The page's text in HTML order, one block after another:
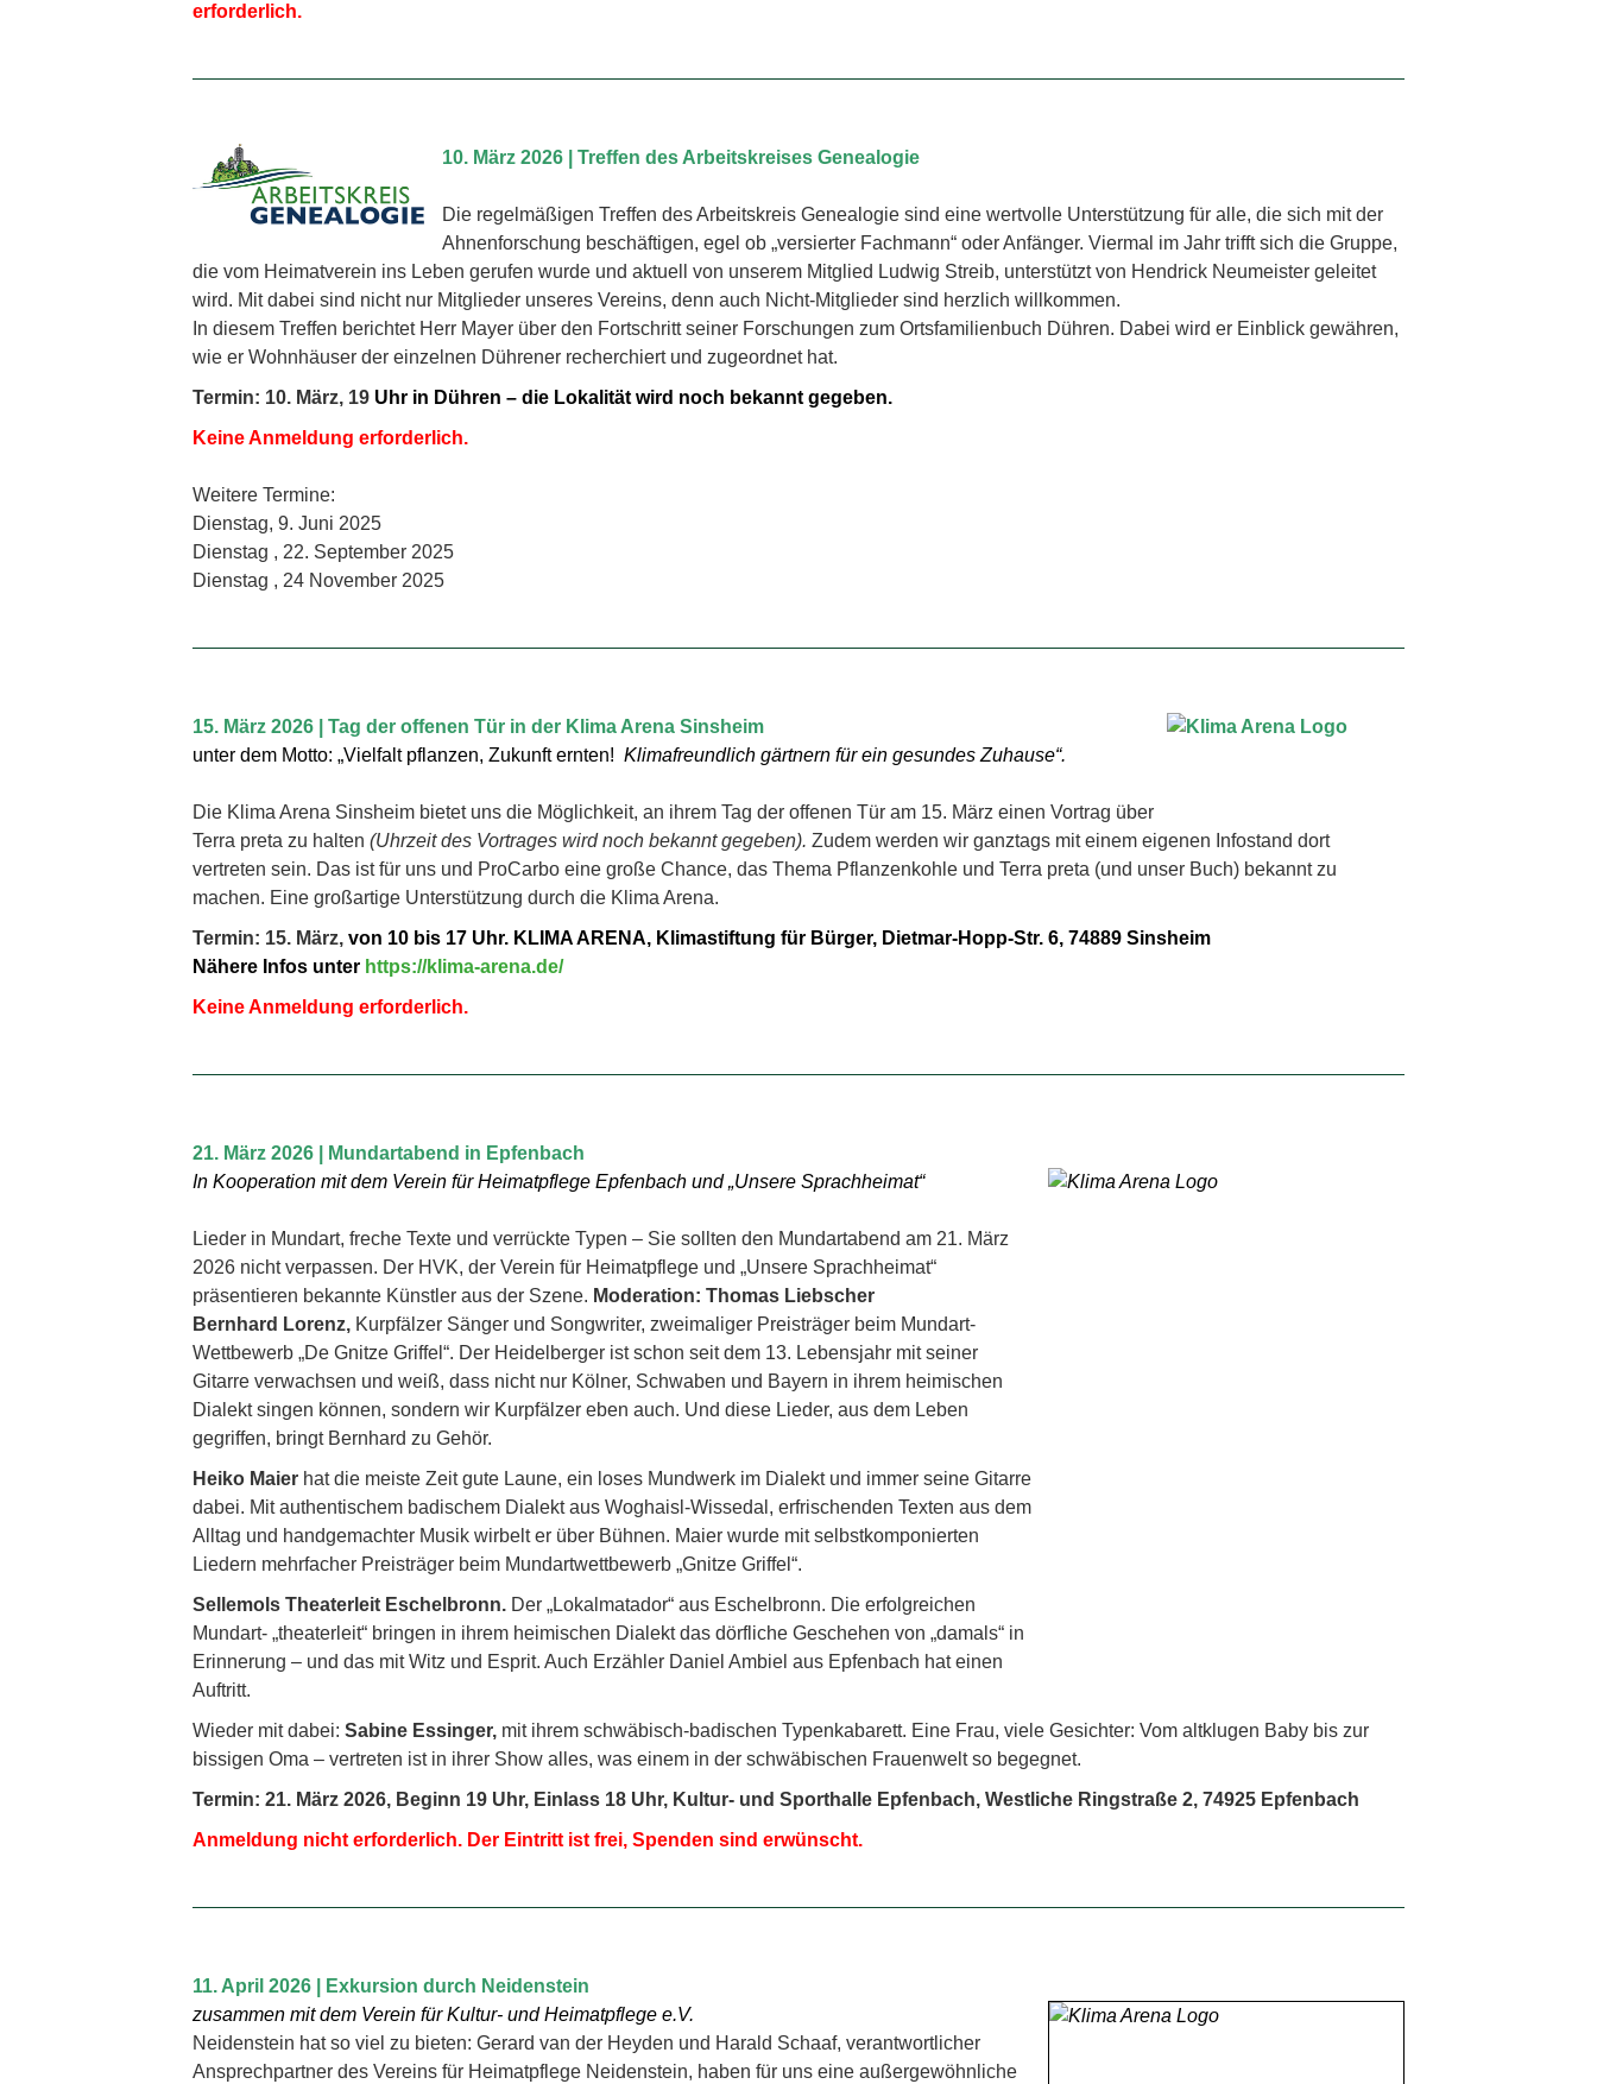
erforderlich.
10. März 2026 | Treffen des Arbeitskreises Genealogie
Die regelmäßigen Treffen des Arbeitskreis Genealogie sind eine wertvolle Unterstützung für alle, die sich mit der
Ahnenforschung beschäftigen, egel ob „versierter Fachmann“ oder Anfänger. Viermal im Jahr trifft sich die Gruppe,
die vom Heimatverein ins Leben gerufen wurde und aktuell von unserem Mitglied Ludwig Streib, unterstützt von Hendrick Neumeister geleitet
wird. Mit dabei sind nicht nur Mitglieder unseres Vereins, denn auch Nicht-Mitglieder sind herzlich willkommen.
In diesem Treffen berichtet Herr Mayer über den Fortschritt seiner Forschungen zum Ortsfamilienbuch Dühren. Dabei wird er Einblick gewähren,
wie er Wohnhäuser der einzelnen Dührener recherchiert und zugeordnet hat.
Termin: 10. März, 19 Uhr in Dühren – die Lokalität wird noch bekannt gegeben.
Keine Anmeldung erforderlich.
Weitere Termine:
Dienstag, 9. Juni 2025
Dienstag , 22. September 2025
Dienstag , 24 November 2025
15. März 2026 | Tag der offenen Tür in der Klima Arena Sinsheim
unter dem Motto: „Vielfalt pflanzen, Zukunft ernten! Klimafreundlich gärtnern für ein gesundes Zuhause“.
Die Klima Arena Sinsheim bietet uns die Möglichkeit, an ihrem Tag der offenen Tür am 15. März einen Vortrag über
Terra preta zu halten (Uhrzeit des Vortrages wird noch bekannt gegeben). Zudem werden wir ganztags mit einem eigenen Infostand dort
vertreten sein. Das ist für uns und ProCarbo eine große Chance, das Thema Pflanzenkohle und Terra preta (und unser Buch) bekannt zu
machen. Eine großartige Unterstützung durch die Klima Arena.
Termin: 15. März, von 10 bis 17 Uhr. KLIMA ARENA, Klimastiftung für Bürger, Dietmar-Hopp-Str. 6, 74889 Sinsheim
Nähere Infos unter https://klima-arena.de/
Keine Anmeldung erforderlich.
21. März 2026 | Mundartabend in Epfenbach
In Kooperation mit dem Verein für Heimatpflege Epfenbach und „Unsere Sprachheimat“
Lieder in Mundart, freche Texte und verrückte Typen – Sie sollten den Mundartabend am 21. März
2026 nicht verpassen. Der HVK, der Verein für Heimatpflege und „Unsere Sprachheimat“
präsentieren bekannte Künstler aus der Szene. Moderation: Thomas Liebscher
Bernhard Lorenz, Kurpfälzer Sänger und Songwriter, zweimaliger Preisträger beim Mundart-
Wettbewerb „De Gnitze Griffel“. Der Heidelberger ist schon seit dem 13. Lebensjahr mit seiner
Gitarre verwachsen und weiß, dass nicht nur Kölner, Schwaben und Bayern in ihrem heimischen
Dialekt singen können, sondern wir Kurpfälzer eben auch. Und diese Lieder, aus dem Leben
gegriffen, bringt Bernhard zu Gehör.
Heiko Maier hat die meiste Zeit gute Laune, ein loses Mundwerk im Dialekt und immer seine Gitarre
dabei. Mit authentischem badischem Dialekt aus Woghaisl-Wissedal, erfrischenden Texten aus dem
Alltag und handgemachter Musik wirbelt er über Bühnen. Maier wurde mit selbstkomponierten
Liedern mehrfacher Preisträger beim Mundartwettbewerb „Gnitze Griffel“.
Sellemols Theaterleit Eschelbronn. Der „Lokalmatador“ aus Eschelbronn. Die erfolgreichen
Mundart- „theaterleit“ bringen in ihrem heimischen Dialekt das dörfliche Geschehen von „damals“ in
Erinnerung – und das mit Witz und Esprit. Auch Erzähler Daniel Ambiel aus Epfenbach hat einen
Auftritt.
Wieder mit dabei: Sabine Essinger, mit ihrem schwäbisch-ba­dischen Typenkabarett. Eine Frau, viele Gesichter: Vom altklugen Baby bis zur
bissigen Oma – vertreten ist in ihrer Show alles, was einem in der schwäbischen Frauenwelt so begegnet.
Termin: 21. März 2026, Beginn 19 Uhr, Einlass 18 Uhr, Kultur- und Sporthalle Epfenbach, Westliche Ringstraße 2, 74925 Epfenbach
Anmeldung nicht erforderlich. Der Eintritt ist frei, Spenden sind erwünscht.
11. April 2026 | Exkursion durch Neidenstein
zusammen mit dem Verein für Kultur- und Heimatpflege e.V.
Neidenstein hat so viel zu bieten: Gerard van der Heyden und Harald Schaaf, verantwortlicher
Ansprechpartner des Vereins für Heimatpflege Neidenstein, haben für uns eine außergewöhnliche